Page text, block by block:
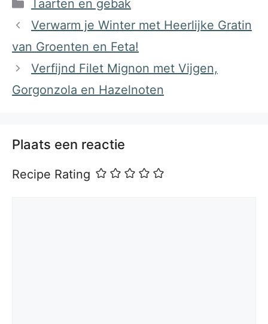
Taarten en gebak
Verwarm je Winter met Heerlijke Gratin
van Groenten en Feta!
Verfijnd Filet Mignon met Vijgen,
Gorgonzola en Hazelnoten
Plaats een reactie
Recipe Rating